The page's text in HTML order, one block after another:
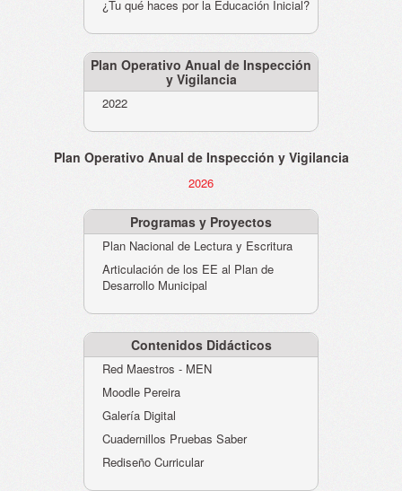
¿Tu qué haces por la Educación Inicial?
Plan Operativo Anual de Inspección
y Vigilancia
2022
Plan Operativo Anual de Inspección y Vigilancia
2026
Programas y Proyectos
Plan Nacional de Lectura y Escritura
Articulación de los EE al Plan de
Desarrollo Municipal
Contenidos Didácticos
Red Maestros - MEN
Moodle Pereira
Galería Digital
Cuadernillos Pruebas Saber
Rediseño Curricular